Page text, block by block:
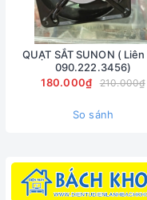
QUẠT SẮT SUNON (
090.222.3456)
180.000₫
210.000₫
So sánh